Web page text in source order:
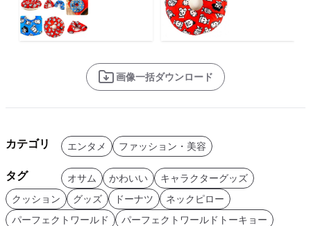
画像一括ダウンロード
カテゴリ エンタメ ファッション・美容
タグ オサム かわいい
キャラクターグッズ
クッション
グッズ ドーナツ
ネックピロー
パーフェクトワールド
パーフェクトワールドトーキョー